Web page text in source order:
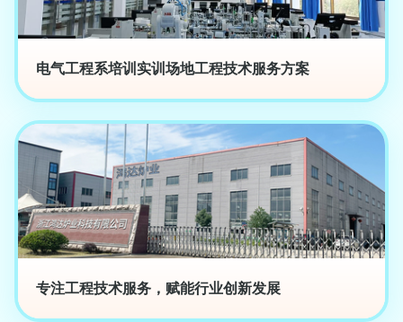
电气工程系培训实训场地工程技术服务方案
专注工程技术服务，赋能行业创新发展